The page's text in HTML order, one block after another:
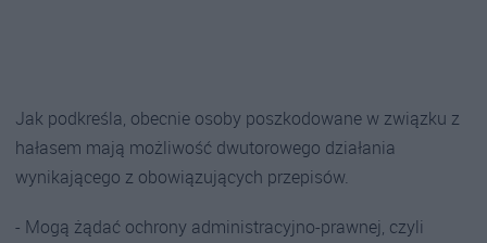
Jak podkreśla, obecnie osoby poszkodowane w związku z
hałasem mają możliwość dwutorowego działania
wynikającego z obowiązujących przepisów.
- Mogą żądać ochrony administracyjno-prawnej, czyli